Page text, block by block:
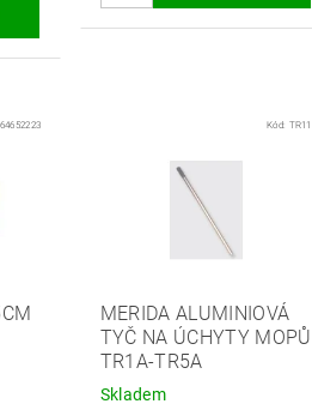
Kód: TR11
MERIDA ALUMINIOVÁ
TYČ NA ÚCHYTY MOPŮ
TR1A-TR5A
Skladem